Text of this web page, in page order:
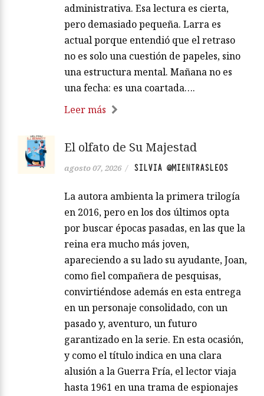
administrativa. Esa lectura es cierta,
pero demasiado pequeña. Larra es
actual porque entendió que el retraso
no es solo una cuestión de papeles, sino
una estructura mental. Mañana no es
una fecha: es una coartada….
Leer más
El olfato de Su Majestad
agosto 07, 2026 / SILVIA @MIENTRASLEOS
La autora ambienta la primera trilogía
en 2016, pero en los dos últimos opta
por buscar épocas pasadas, en las que la
reina era mucho más joven,
apareciendo a su lado su ayudante, Joan,
como fiel compañera de pesquisas,
convirtiéndose además en esta entrega
en un personaje consolidado, con un
pasado y, aventuro, un futuro
garantizado en la serie. En esta ocasión,
y como el título indica en una clara
alusión a la Guerra Fría, el lector viaja
hasta 1961 en una trama de espionajes